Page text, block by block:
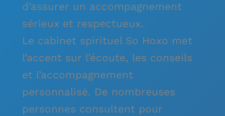
d’assurer un accompagnement
sérieux et respectueux.
Le cabinet spirituel So Hoxo met
l’accent sur l’écoute, les conseils
et l’accompagnement
personnalisé. De nombreuses
personnes consultent pour